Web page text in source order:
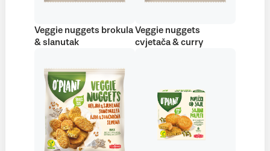
Veggie nuggets brokula
& slanutak
Veggie nuggets
cvjetača & curry